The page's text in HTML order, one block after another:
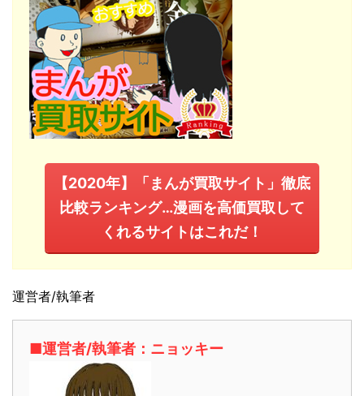
【2020年】「まんが買取サイト」徹底
比較ランキング…漫画を高価買取して
くれるサイトはこれだ！
運営者/執筆者
■運営者/執筆者：ニョッキー